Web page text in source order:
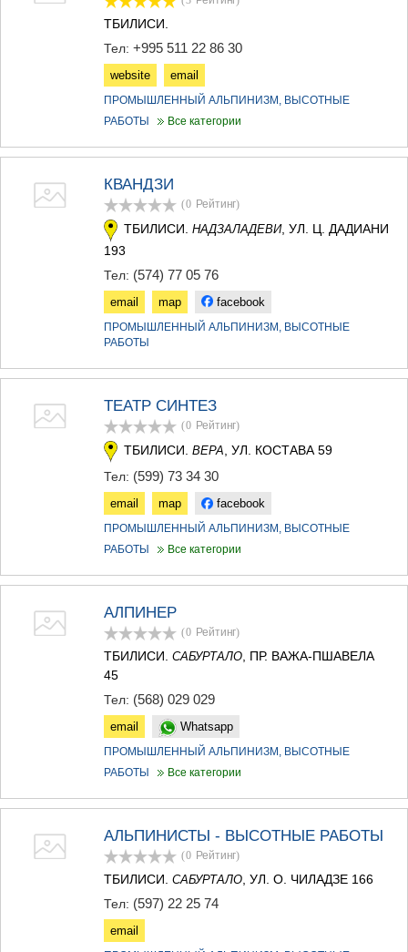
ТЕТРИЦКАРО
ХАШУРИ
ГРУЗИЯ
ТБИЛИСИ.
Тел: +995 511 22 86 30
website email
ПРОМЫШЛЕННЫЙ АЛЬПИНИЗМ, ВЫСОТНЫЕ
РАБОТЫ
Все категории
КВАНДЗИ
(0 Рейтинг)
ТБИЛИСИ. НАДЗАЛАДЕВИ, УЛ. Ц. ДАДИАНИ
193
Тел: (574) 77 05 76
email map facebook
ПРОМЫШЛЕННЫЙ АЛЬПИНИЗМ, ВЫСОТНЫЕ
РАБОТЫ
ТЕАТР СИНТЕЗ
(0 Рейтинг)
ТБИЛИСИ. ВЕРА , УЛ. КОСТАВА 59
Тел: (599) 73 34 30
email map facebook
ПРОМЫШЛЕННЫЙ АЛЬПИНИЗМ, ВЫСОТНЫЕ
РАБОТЫ
Все категории
АЛПИНЕР
(0 Рейтинг)
ТБИЛИСИ. САБУРТАЛО, ПР. ВАЖА-ПШАВЕЛА
45
Тел: (568) 029 029
email Whatsapp
ПРОМЫШЛЕННЫЙ АЛЬПИНИЗМ, ВЫСОТНЫЕ
РАБОТЫ
Все категории
АЛЬПИНИСТЫ - ВЫСОТНЫЕ РАБОТЫ
(0 Рейтинг)
ТБИЛИСИ. САБУРТАЛО, УЛ. О. ЧИЛАДЗЕ 166
Тел: (597) 22 25 74
email